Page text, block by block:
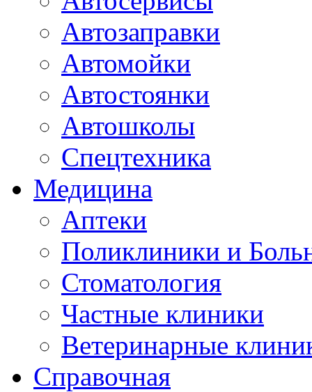
Автозаправки
Автомойки
Автостоянки
Автошколы
Спецтехника
Медицина
Аптеки
Поликлиники и
Стоматология
Частные клиники
Ветеринарные
Справочная